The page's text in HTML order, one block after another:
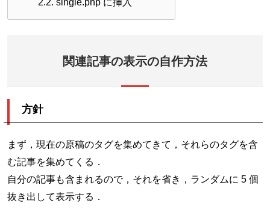
関連記事の表示の自作方法
方針
まず，現在の原稿のタグを集めてきて，それらのタグを含
む記事を集めてくる．
自分の記事も含まれるので，それを省き，ランダムに 5 個
抜き出して表示する．